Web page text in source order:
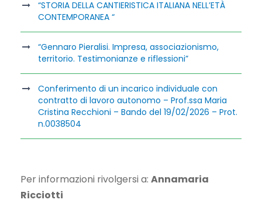
“STORIA DELLA CANTIERISTICA ITALIANA NELL’ETÀ
CONTEMPORANEA “
“Gennaro Pieralisi. Impresa, associazionismo,
territorio. Testimonianze e riflessioni”
Conferimento di un incarico individuale con
contratto di lavoro autonomo – Prof.ssa Maria
Cristina Recchioni – Bando del 19/02/2026 – Prot.
n.0038504
Per informazioni rivolgersi a: Annamaria
Ricciotti